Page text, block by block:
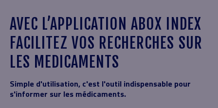
AVEC L’APPLICATION ABOX INDEX
FACILITEZ VOS RECHERCHES SUR
LES MEDICAMENTS
Simple d'utilisation, c'est l'outil indispensable pour
s'informer sur les médicaments.